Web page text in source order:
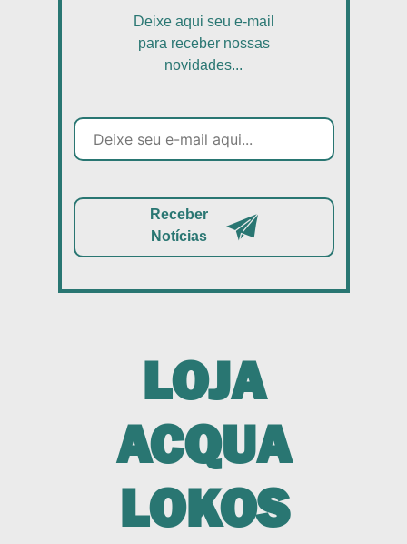
Deixe aqui seu e-mail
para receber nossas
novidades...
Receber
Notícias
LOJA
ACQUA
LOKOS